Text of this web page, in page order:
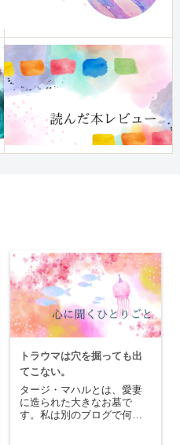
トラウマは穴を掘っても出
てこない。
タージ・マハルとは、愛妻
に造られた大きなお墓で
す。私は別のブログで何度